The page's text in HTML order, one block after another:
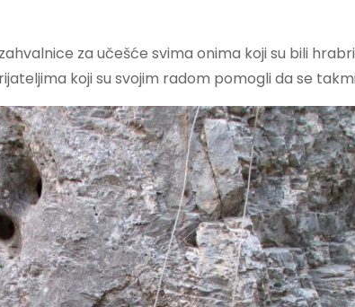
za učešće svima onima koji su bili
koji su svojim radom pomogli da se